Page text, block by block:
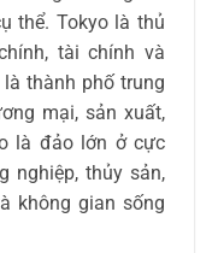
thể. Tokyo là thủ
tài chính và
thành phố trung
mại, sản xuất,
là đảo lớn ở cực
nghiệp, thủy sản,
không gian sống